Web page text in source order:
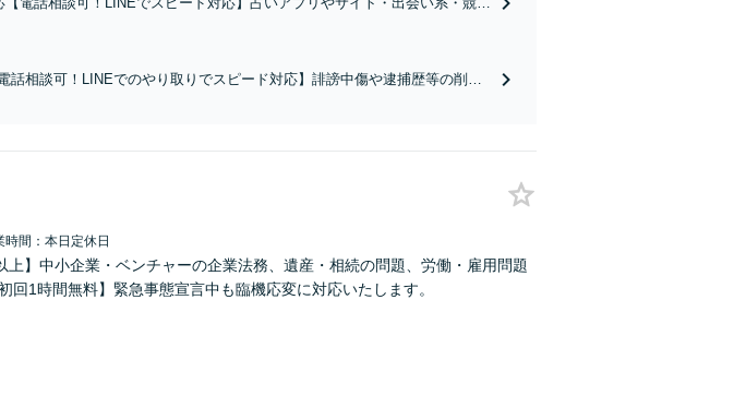
話相談可！LINEでのやり取りでスピード対応】誹謗中傷や逮捕歴等の削除
時間：本日定休日
上】中小企業・ベンチャーの企業法務、遺産・相続の問題、労働・雇用問題
回1時間無料】緊急事態宣言中も臨機応変に対応いたします。